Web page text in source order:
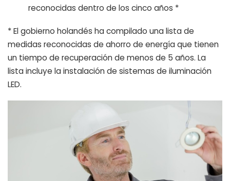
reconocidas dentro de los cinco años *
* El gobierno holandés ha compilado una lista de
medidas reconocidas de ahorro de energía que tienen
un tiempo de recuperación de menos de 5 años. La
lista incluye la instalación de sistemas de iluminación
LED.